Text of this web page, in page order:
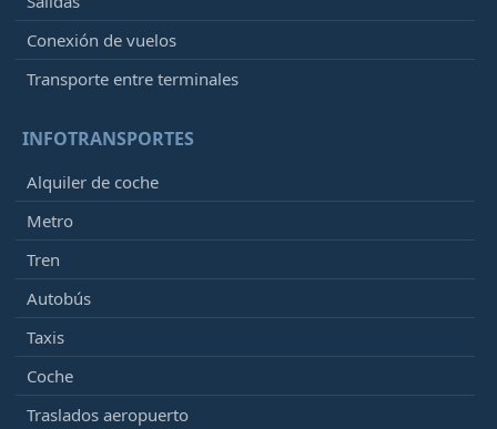
Conexión de vuelos
Transporte entre terminales
INFOTRANSPORTES
Alquiler de coche
Metro
Tren
Autobús
Taxis
Coche
Traslados aeropuerto